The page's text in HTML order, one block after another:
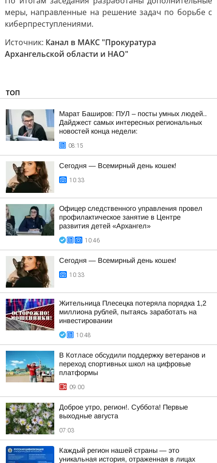
меры, направленные на решение задач по борьбе с
киберпреступлениями.
Источник: Канал в МАКС "Прокуратура
Архангельской области и НАО"
ТОП
Марат Баширов: ПУЛ – посты умных людей..
Дайджест самых интересных региональных
новостей конца недели:
08:15
Сегодня — Всемирный день кошек!
10:33
Офицер следственного управления провел
профилактическое занятие в Центре
развития детей «Архангел»
10:46
Сегодня — Всемирный день кошек!
10:33
Жительница Плесецка потеряла порядка 1,2
миллиона рублей, пытаясь заработать на
инвестировании
10:48
В Котласе обсудили поддержку ветеранов и
переход спортивных школ на цифровые
платформы
09:00
Доброе утро, регион!. Суббота! Первые
выходные августа
07:03
Каждый регион нашей страны — это
уникальная история, отраженная в лицах